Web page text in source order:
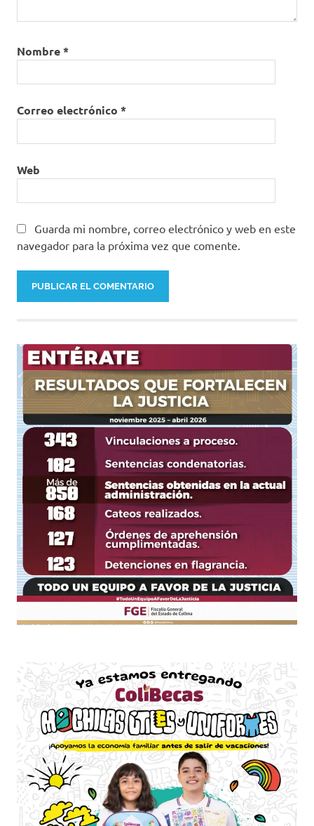
Nombre*
Correo electrónico *
Web
Guarda mi nombre, correo electrónico y web en este
navegador para la próxima vez que comente.